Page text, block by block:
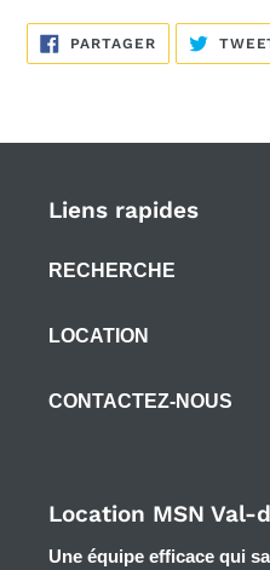
PARTAGERPARTAGER
SUR
FACEBOOK
Liens rapides
RECHERCHE
LOCATION
CONTACTEZ-NOUS
Location MSN Val-
Une équipe efficace qui